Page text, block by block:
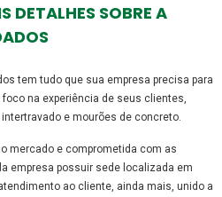
DETALHES SOBRE A
tem tudo que sua empresa precisa para
foco na experiência de seus clientes,
e mourões de concreto.
mercado e comprometida com as
empresa possuir sede localizada em
ao cliente, ainda mais, unido a